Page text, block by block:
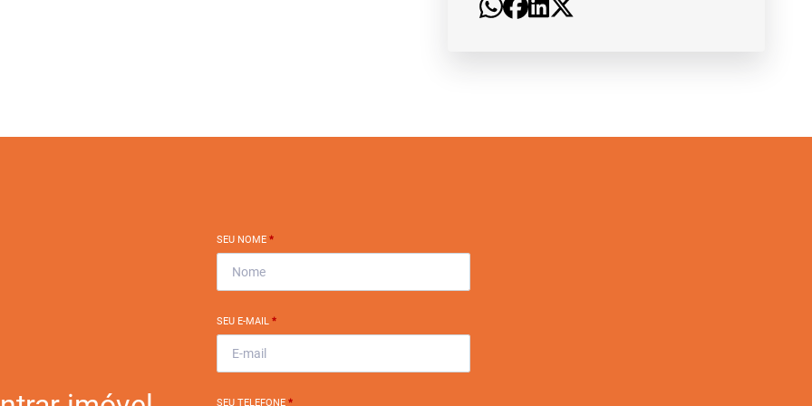
SEU NOME *
SEU E-MAIL *
SEU TELEFONE *